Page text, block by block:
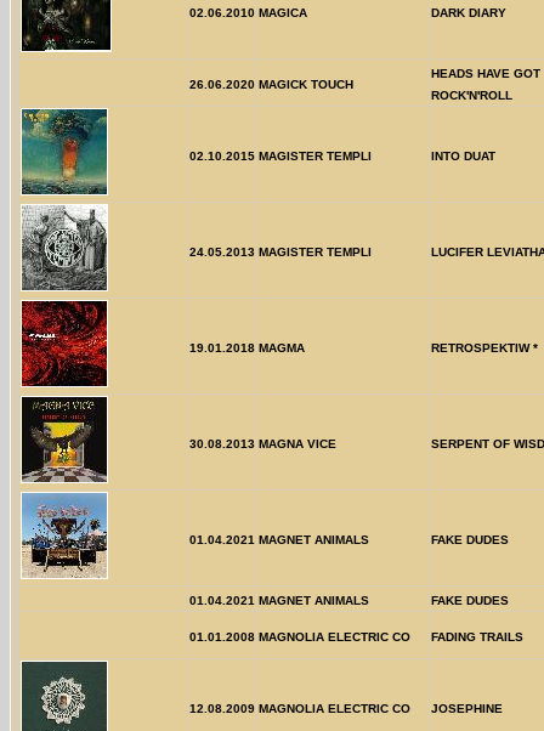
02.06.2010 MAGICA DARK DIARY
26.06.2020 MAGICK TOUCH
HEADS HAVE GOT
ROCK'N'ROLL
02.10.2015 MAGISTER TEMPLI INTO DUAT
24.05.2013 MAGISTER TEMPLI LUCIFER
19.01.2018 MAGMA RETROSPEKTIW *
30.08.2013 MAGNA VICE SERPENT OF
01.04.2021 MAGNET ANIMALS FAKE DUDES
01.04.2021 MAGNET ANIMALS FAKE DUDES
01.01.2008 MAGNOLIA ELECTRIC CO FADING TRAILS
12.08.2009 MAGNOLIA ELECTRIC CO JOSEPHINE